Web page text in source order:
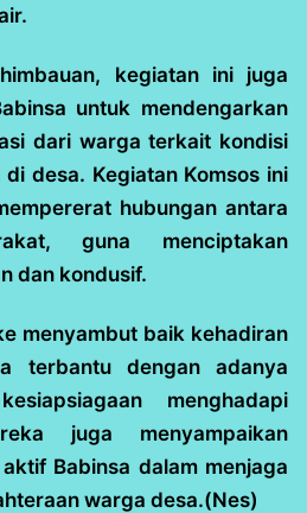
kegiatan ini juga
untuk mendengarkan
dari warga terkait kondisi
desa. Kegiatan Komsos ini
hubungan antara
guna menciptakan
dan kondusif.
menyambut baik kehadiran
terbantu dengan adanya
menghadapi
juga menyampaikan
Babinsa dalam menjaga
warga desa.(Nes)